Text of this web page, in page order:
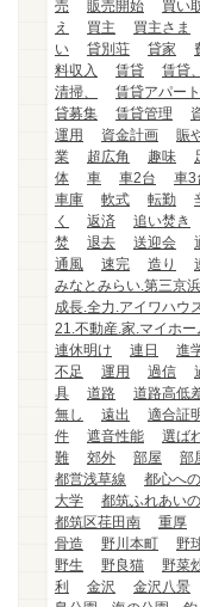
売
販売開始 買い
え
買主 買主さま
い
貸別荘 貸家
料収入
賃貸
賃貸
清掃、
賃貸アパート
貸募集
賃貸管理
運用
資金計画 賑
業
超広角 趣味
体
車 車2台 車3
車庫
軟式 転勤
く
返済 追い焚き
焚
退去 送迎会
通風
速完 造り
みなとみらい.第三京
成長.全力.アイワハウ
21.不動産.家.マイホ
連休明け
連日 進
不足
運用 過信
具
道路 道路高低
無し
遠出 適合証
件
遮音性能 選ば
難
郊外 部屋 部
都営浅草線
都心へ
大学
都筑ふれあい
都筑区荏田南
重厚
骨造
野川本町 野
野生
野良猫 野菜
利
金沢 金沢八景